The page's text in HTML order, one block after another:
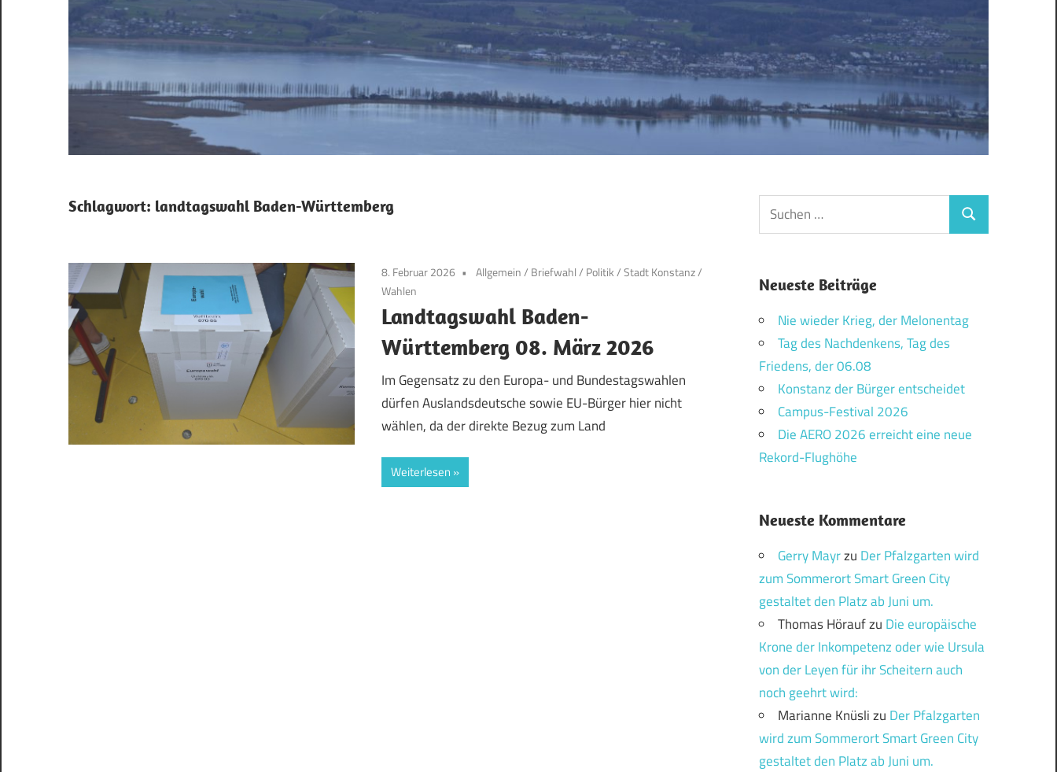
Schlagwort: landtagswahl Baden-Württemberg
8. Februar 2026 Allgemein/ Briefwahl/ Politik/Stadt Konstanz/
Wahlen
Landtagswahl Baden-
Württemberg 08. März 2026
Im Gegensatz zu den Europa- und Bundestagswahlen
dürfen Auslandsdeutsche sowie EU-Bürger hier nicht
wählen, da der direkte Bezug zum Land
Weiterlesen
Suchen
nach:
Suchen
Neueste Beiträge
Nie wieder Krieg, der Melonentag
Tag des Nachdenkens, Tag des
Friedens, der 06.08
Konstanz der Bürger entscheidet
Campus-Festival 2026
Die AERO 2026 erreicht eine neue
Rekord-Flughöhe
Neueste Kommentare
Gerry Mayrzu Der Pfalzgarten wird
zum Sommerort Smart Green City
gestaltet den Platz ab Juni um.
Thomas Höraufzu Die europäische
Krone der Inkompetenz oder wie Ursula
von der Leyen für ihr Scheitern auch
noch geehrt wird:
Marianne Knüslizu Der Pfalzgarten
wird zum Sommerort Smart Green City
gestaltet den Platz ab Juni um.